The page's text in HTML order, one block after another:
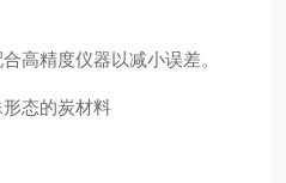
高精度仪器以减小误差。
态的炭材料